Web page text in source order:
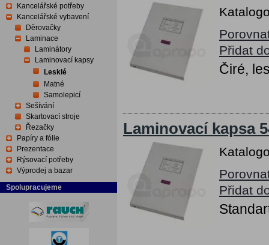
Kancelářské potřeby
Kancelářské vybavení
Děrovačky
Laminace
Laminátory
Laminovací kapsy
Lesklé
Matné
Samolepicí
Sešívání
Skartovací stroje
Řezačky
Papíry a fólie
Prezentace
Rýsovací potřeby
Výprodej a bazar
Spolupracujeme
Přidat
Čiré,
Laminovací kapsa
Přidat